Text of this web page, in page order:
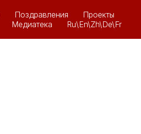
Поздравления
Проекты
Медиатека
Ru\En\Zh\De\Fr